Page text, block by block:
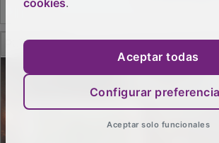
PUBLICIDAD
cookies.
Aceptar todas
Configurar
Aceptar solo funcionales